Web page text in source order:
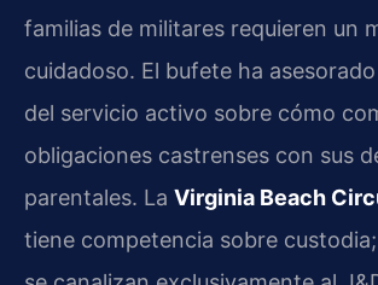
familias de militares requieren un
cuidadoso. El bufete ha
del servicio activo sobre cómo
obligaciones castrenses con sus
parentales. La Virginia Beach
tiene competencia sobre